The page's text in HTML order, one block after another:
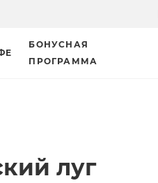
БОНУСНАЯ
ПРОГРАММА
луг